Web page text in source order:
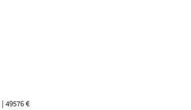
| 49576 €